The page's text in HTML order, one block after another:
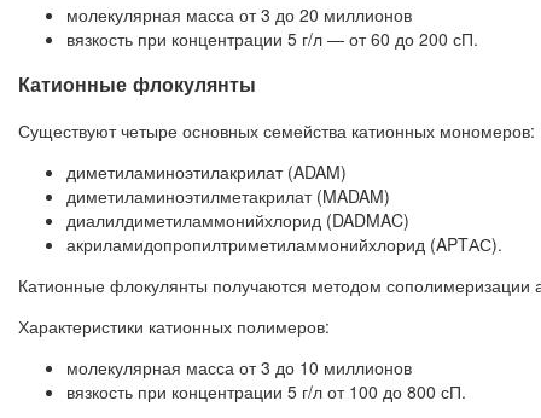
молекулярная масса от 3 до 20 миллионов
вязкость при концентрации 5 г/л — от 60 до 200 сП.
Катионные флокулянты
Существуют четыре основных семейства катионных мономеров:
диметиламиноэтилакрилат (ADAM)
диметиламиноэтилметакрилат (MADAM)
диалилдиметиламмонийхлорид (DADMAC)
акриламидопропилтриметиламмонийхлорид (APTАС).
Катионные флокулянты получаются методом сополимеризации
Характеристики катионных полимеров:
молекулярная масса от 3 до 10 миллионов
вязкость при концентрации 5 г/л от 100 до 800 сП.